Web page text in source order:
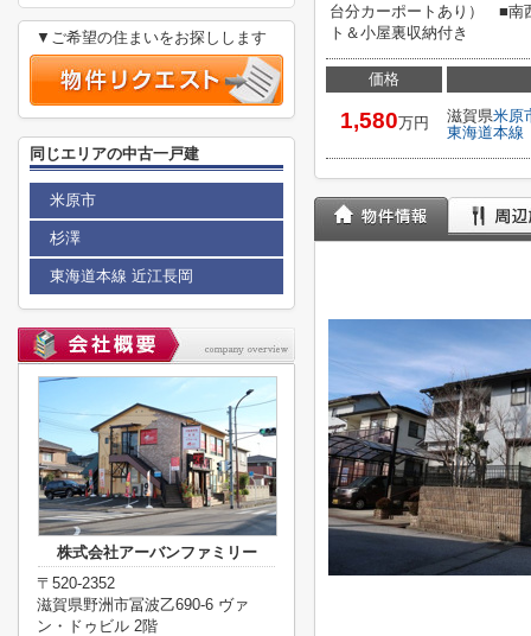
台分カーポートあり） ■
ト＆小屋裏収納付き
価格
1,580万円 滋賀県米原
東海道本線
▼ご希望の住まいをお探しします
同じエリアの中古一戸建
米原市
杉澤
東海道本線 近江長岡
株式会社アーバンファミリー
〒520-2352
滋賀県野洲市冨波乙690-6 ヴァ
ン・ドゥビル 2階